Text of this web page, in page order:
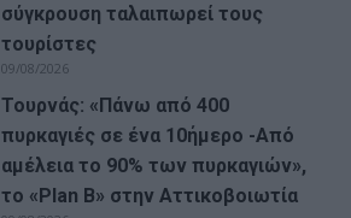
σύγκρουση ταλαιπωρεί τους
τουρίστες
09/08/2026
Τουρνάς: «Πάνω από 400
πυρκαγιές σε ένα 10ήμερο -Από
αμέλεια το 90% των πυρκαγιών»,
το «Plan B» στην Αττικοβοιωτία